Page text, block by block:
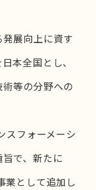
展向上に資す
本全国とし、
等の分野への
スフォーメーシ
で、新たに
業として追加し